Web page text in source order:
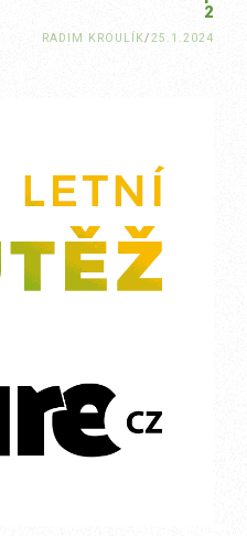
2
RADIM KROULÍK/25.1.2024